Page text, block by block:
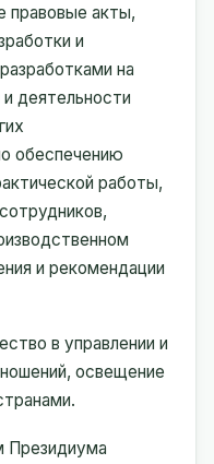
правовые акты,
и
на
деятельности
обеспечению
работы,
и рекомендации
в управлении и
освещение
Президиума